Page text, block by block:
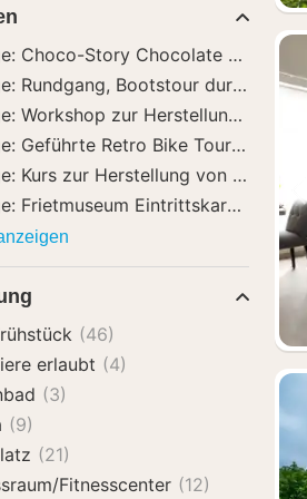
Brügge: Kurs zur
Brügge: Frietmuseum Eintrittskarte
(54)
(46)
erlaubt (4)
(3)
(9)
(21)
Fitnesscenter (12)